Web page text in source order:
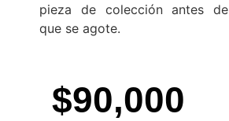
pieza de colección antes de
que se agote.
$90,000